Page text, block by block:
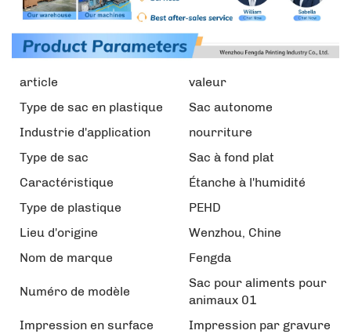
article
valeur
Type de sac en plastique
Sac autonome
Industrie d'application
nourriture
Type de sac
Sac à fond plat
Caractéristique
Étanche à l'humidité
Type de plastique
PEHD
Lieu d'origine
Wenzhou, Chine
Nom de marque
Fengda
Numéro de modèle
Sac pour aliments pour
animaux 01
Impression en surface
Impression par gravure